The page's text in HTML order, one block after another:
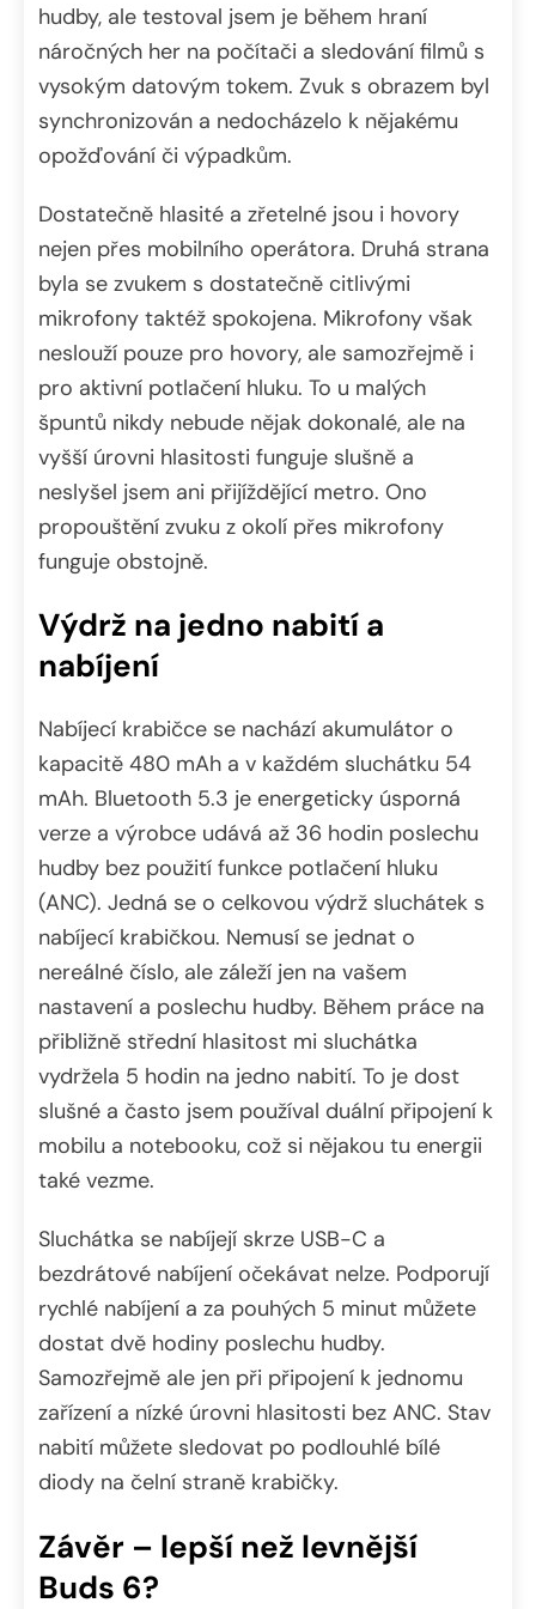
hudby, ale testoval jsem je během hraní
náročných her na počítači a sledování filmů s
vysokým datovým tokem. Zvuk s obrazem byl
synchronizován a nedocházelo k nějakému
opožďování či výpadkům.
Dostatečně hlasité a zřetelné jsou i hovory
nejen přes mobilního operátora. Druhá strana
byla se zvukem s dostatečně citlivými
mikrofony taktéž spokojena. Mikrofony však
neslouží pouze pro hovory, ale samozřejmě i
pro aktivní potlačení hluku. To u malých
špuntů nikdy nebude nějak dokonalé, ale na
vyšší úrovni hlasitosti funguje slušně a
neslyšel jsem ani přijíždějící metro. Ono
propouštění zvuku z okolí přes mikrofony
funguje obstojně.
Výdrž na jedno nabití a
nabíjení
Nabíjecí krabičce se nachází akumulátor o
kapacitě 480 mAh a v každém sluchátku 54
mAh. Bluetooth 5.3 je energeticky úsporná
verze a výrobce udává až 36 hodin poslechu
hudby bez použití funkce potlačení hluku
(ANC). Jedná se o celkovou výdrž sluchátek s
nabíjecí krabičkou. Nemusí se jednat o
nereálné číslo, ale záleží jen na vašem
nastavení a poslechu hudby. Během práce na
přibližně střední hlasitost mi sluchátka
vydržela 5 hodin na jedno nabití. To je dost
slušné a často jsem používal duální připojení k
mobilu a notebooku, což si nějakou tu energii
také vezme.
Sluchátka se nabíjejí skrze USB-C a
bezdrátové nabíjení očekávat nelze. Podporují
rychlé nabíjení a za pouhých 5 minut můžete
dostat dvě hodiny poslechu hudby.
Samozřejmě ale jen při připojení k jednomu
zařízení a nízké úrovni hlasitosti bez ANC. Stav
nabití můžete sledovat po podlouhlé bílé
diody na čelní straně krabičky.
Závěr – lepší než levnější
Buds 6?